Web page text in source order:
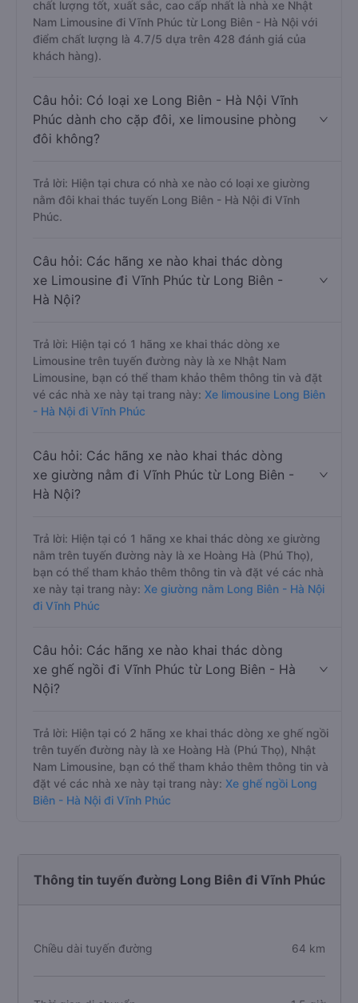
chất lượng tốt, xuất sắc, cao cấp nhất là nhà xe Nhật
Nam Limousine đi Vĩnh Phúc từ Long Biên - Hà Nội với
điểm chất lượng là 4.7/5 dựa trên 428 đánh giá của
khách hàng).
Câu hỏi: Có loại xe Long Biên - Hà Nội Vĩnh
Phúc dành cho cặp đôi, xe limousine phòng
đôi không?
Trả lời: Hiện tại chưa có nhà xe nào có loại xe giường
nằm đôi khai thác tuyến Long Biên - Hà Nội đi Vĩnh
Phúc.
Câu hỏi: Các hãng xe nào khai thác dòng
xe Limousine đi Vĩnh Phúc từ Long Biên -
Hà Nội?
Trả lời: Hiện tại có 1 hãng xe khai thác dòng xe
Limousine trên tuyến đường này là xe Nhật Nam
Limousine, bạn có thể tham khảo thêm thông tin và đặt
vé các nhà xe này tại trang này: Xe limousine Long Biên
- Hà Nội đi Vĩnh Phúc
Câu hỏi: Các hãng xe nào khai thác dòng
xe giường nằm đi Vĩnh Phúc từ Long Biên -
Hà Nội?
Trả lời: Hiện tại có 1 hãng xe khai thác dòng xe giường
nằm trên tuyến đường này là xe Hoàng Hà (Phú Thọ),
bạn có thể tham khảo thêm thông tin và đặt vé các nhà
xe này tại trang này: Xe giường nằm Long Biên - Hà Nội
đi Vĩnh Phúc
Câu hỏi: Các hãng xe nào khai thác dòng
xe ghế ngồi đi Vĩnh Phúc từ Long Biên - Hà
Nội?
Trả lời: Hiện tại có 2 hãng xe khai thác dòng xe ghế ngồi
trên tuyến đường này là xe Hoàng Hà (Phú Thọ), Nhật
Nam Limousine, bạn có thể tham khảo thêm thông tin và
đặt vé các nhà xe này tại trang này: Xe ghế ngồi Long
Biên - Hà Nội đi Vĩnh Phúc
Thông tin tuyến đường Long Biên đi Vĩnh Phúc
Chiều dài tuyến đường 64 km